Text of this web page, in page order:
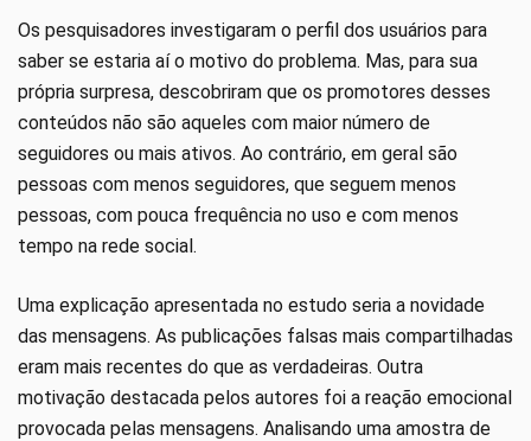
Os pesquisadores investigaram o perfil dos usuários para
saber se estaria aí o motivo do problema. Mas, para sua
própria surpresa, descobriram que os promotores desses
conteúdos não são aqueles com maior número de
seguidores ou mais ativos. Ao contrário, em geral são
pessoas com menos seguidores, que seguem menos
pessoas, com pouca frequência no uso e com menos
tempo na rede social.
Uma explicação apresentada no estudo seria a novidade
das mensagens. As publicações falsas mais compartilhadas
eram mais recentes do que as verdadeiras. Outra
motivação destacada pelos autores foi a reação emocional
provocada pelas mensagens. Analisando uma amostra de